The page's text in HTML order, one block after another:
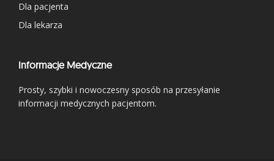
Dla pacjenta
Dla lekarza
Informacje Medyczne
Prosty, szybki i nowoczesny sposób na przesyłanie
informacji medycznych pacjentom.